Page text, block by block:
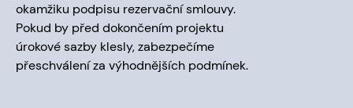
okamžiku podpisu rezervační smlouvy.
Pokud by před dokončením projektu
úrokové sazby klesly, zabezpečíme
přeschválení za výhodnějších podmínek.